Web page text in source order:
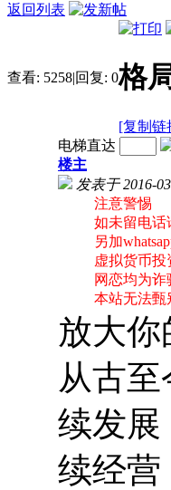
返回列表
查看: 5258|回复: 0格
[复制链
电梯直达
楼主
发表于 2016-
注意警惕
如未留电话
另加
虚拟货币投
网恋均为诈
本站无法甄
放大
从古
续发展
续经营